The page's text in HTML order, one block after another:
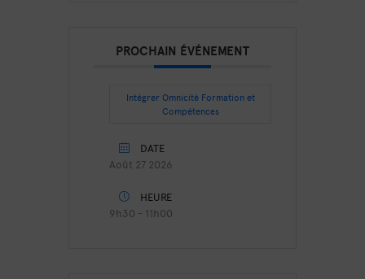
PROCHAIN ÉVÉNEMENT
Intégrer Omnicité Formation et
Compétences
DATE
Août 27 2026
HEURE
9h30 - 11h00